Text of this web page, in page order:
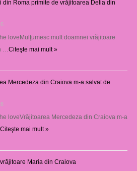
din Roma primite de vrăjitoarea Delia din
loveMulţumesc mult doamnei vrăjitoare
…Citeşte mai mult »
Mercedeza din Craiova m-a salvat de
loveVrăjitoarea Mercedeza din Craiova m-a
Citeşte mai mult »
Maria din Craiova